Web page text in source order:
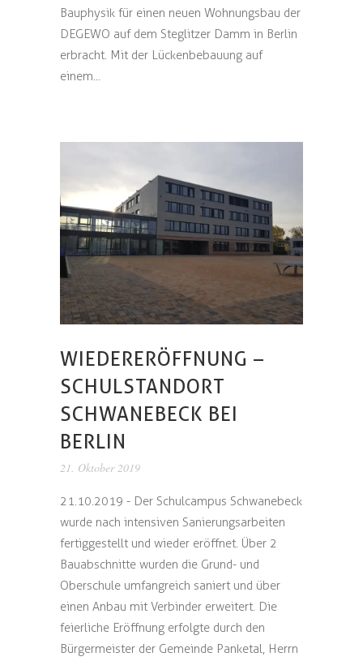
Bauphysik für einen neuen Wohnungsbau der
DEGEWO auf dem Steglitzer Damm in Berlin
erbracht. Mit der Lückenbebauung auf
einem...
WIEDERERÖFFNUNG –
SCHULSTANDORT
SCHWANEBECK BEI
BERLIN
21. Oktober 2019
21.10.2019 - Der Schulcampus Schwanebeck
wurde nach intensiven Sanierungsarbeiten
fertiggestellt und wieder eröffnet. Über 2
Bauabschnitte wurden die Grund- und
Oberschule umfangreich saniert und über
einen Anbau mit Verbinder erweitert. Die
feierliche Eröffnung erfolgte durch den
Bürgermeister der Gemeinde Panketal, Herrn